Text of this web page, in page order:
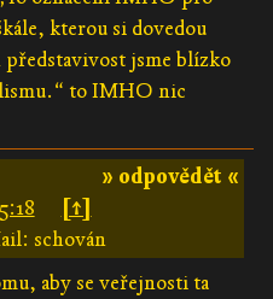
kterou si dovedou
jsme blízko
to IMHO nic
» odpovědět «
[↑]
schován
aby se veřejnosti ta